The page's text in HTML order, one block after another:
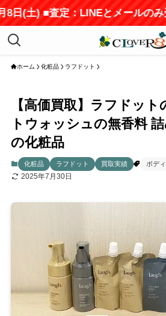
) ■査定：LINEとメールのみ受付
ホーム 化粧品 ラフドット
【高価買取】ラフドッ
トウォッシュの無香料
の化粧品
化粧品 ラフドット 買取実績 ボデ
2025年7月30日